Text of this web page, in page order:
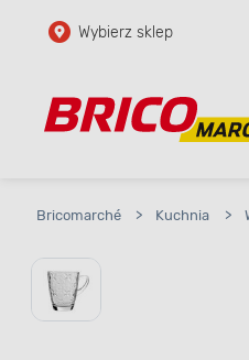
Przejdź do głównej
Przejdź do
Wybierz sklep
Bricomarché > Kuchnia >